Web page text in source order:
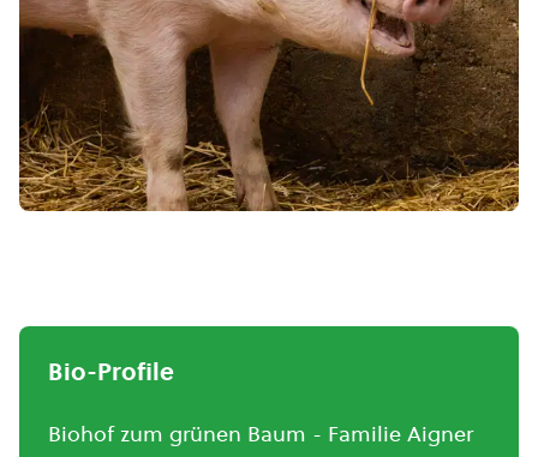
Bio-Profile
Biohof zum grünen Baum - Familie Aigner